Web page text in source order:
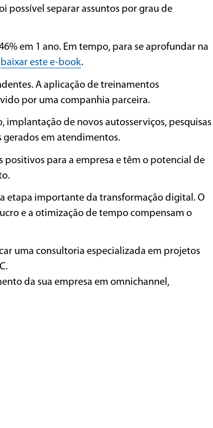
possível separar assuntos por grau de
em 1 ano. Em tempo, para se aprofundar na
baixar este e-book.
A aplicação de treinamentos
por uma companhia parceira.
de novos autosserviços, pesquisas
gerados em atendimentos.
positivos para a empresa e têm o potencial de
etapa importante da transformação digital. O
e a otimização de tempo compensam o
uma consultoria especializada em projetos
da sua empresa em omnichannel,